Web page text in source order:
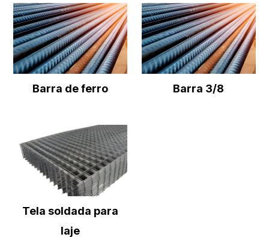
Barra de ferro Barra 3/8
Tela soldada para
laje